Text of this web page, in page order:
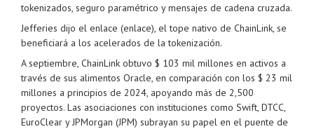
tokenizados, seguro paramétrico y mensajes de cadena cruzada.
Jefferies dijo el enlace (enlace), el tope nativo de ChainLink, se
beneficiará a los acelerados de la tokenización.
A septiembre, ChainLink obtuvo $ 103 mil millones en activos a
través de sus alimentos Oracle, en comparación con los $ 23 mil
millones a principios de 2024, apoyando más de 2,500
proyectos. Las asociaciones con instituciones como Swift, DTCC,
EuroClear y JPMorgan (JPM) subrayan su papel en el puente de